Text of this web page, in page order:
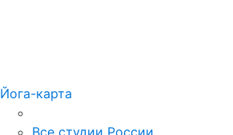
Йога-карта
Все студии России